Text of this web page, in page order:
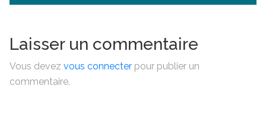
l’article
Laisser un commentaire
Vous devez vous connecter pour publier un
commentaire.